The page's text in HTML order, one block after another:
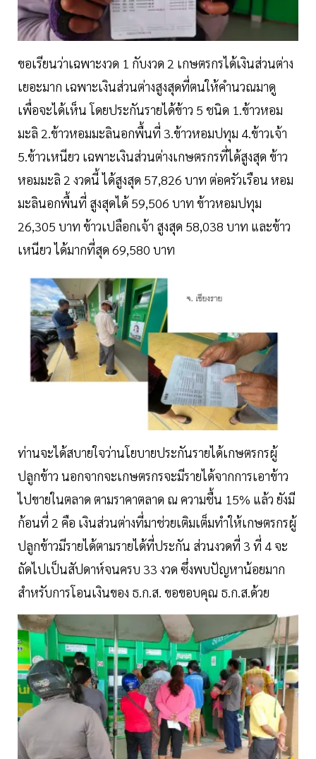
ขอเรียนว่าเฉพาะงวด 1 กับงวด 2 เกษตรกรได้เงินส่วนต่าง
เยอะมาก เฉพาะเงินส่วนต่างสูงสุดที่ตนให้คำนวณมาดู
เพื่อจะได้เห็น โดยประกันรายได้ข้าว 5 ชนิด 1.ข้าวหอม
มะลิ 2.ข้าวหอมมะลินอกพื้นที่ 3.ข้าวหอมปทุม 4.ข้าวเจ้า
5.ข้าวเหนียว เฉพาะเงินส่วนต่างเกษตรกรที่ได้สูงสุด ข้าว
หอมมะลิ 2 งวดนี้ ได้สูงสุด 57,826 บาท ต่อครัวเรือน หอม
มะลินอกพื้นที่ สูงสุดได้ 59,506 บาท ข้าวหอมปทุม
26,305 บาท ข้าวเปลือกเจ้า สูงสุด 58,038 บาท และข้าว
เหนียว ได้มากที่สุด 69,580 บาท
ท่านจะได้สบายใจว่านโยบายประกันรายได้เกษตรกรผู้
ปลูกข้าว นอกจากจะเกษตรกรจะมีรายได้จากการเอาข้าว
ไปขายในตลาด ตามราคาตลาด ณ ความชื้น 15% แล้ว ยังมี
ก้อนที่ 2 คือ เงินส่วนต่างที่มาช่วยเติมเต็มทำให้เกษตรกรผู้
ปลูกข้าวมีรายได้ตามรายได้ที่ประกัน ส่วนงวดที่ 3 ที่ 4 จะ
ถัดไปเป็นสัปดาห์จนครบ 33 งวด ซึ่งพบปัญหาน้อยมาก
สำหรับการโอนเงินของ ธ.ก.ส. ขอขอบคุณ ธ.ก.ส.ด้วย